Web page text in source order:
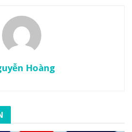
Hoàng